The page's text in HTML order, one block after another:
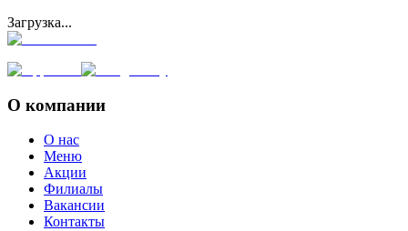
Загрузка...
О компании
О нас
Меню
Акции
Филиалы
Вакансии
Контакты